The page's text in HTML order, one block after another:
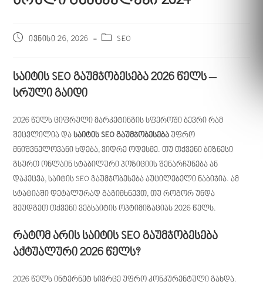
ივნისი 26, 2026 SEO
საიტის SEO გაუმჯობესება 2026 წელს –
სრული გაიდი
2026 წელს ციფრული მარკეტინგის სფეროში ბევრი რამ
შეცვლილია დასაიტის SEO გაუმჯობესება უფრო
მნიშვნელოვანი ხდება, ვიდრე ოდესმე. თუ თქვენი ბიზნესი
გსურთ ონლაინ სტაბილური პოზიციის შენარჩუნება ან
დაკეცვა, საიტის SEO გაუმჯობესება აუცილებელი ნაბიჯია. ამ
სტატიაში დეტალურად გაგიმხნევთ, თუ როგორ უნდა
შეუდგეთ თქვენი ვებსაიტის ოპტიმიზაციას 2026 წელს.
რატომ არის საიტის SEO გაუმჯობესება
აქტუალური 2026 წელს?
2026 წელს ინტერნეტ სივრცე უფრო კონკურენტული გახდა.